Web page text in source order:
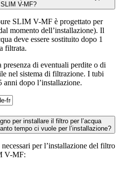
SLIM V-MF?
SLIM V-MF è progettato per
momento dell’installazione). Il
deve essere sostituito dopo 1
filtrata.
di eventuali perdite o di
nel sistema di filtrazione. I tubi
dopo l’installazione.
per installare il filtro per l’acqua
tempo ci vuole per l’installazione?
per l’installazione del filtro
V-MF: